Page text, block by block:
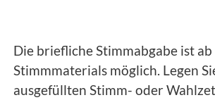
Die briefliche Stimmabgabe ist
Stimmmaterials möglich. Legen
ausgefüllten Stimm- oder